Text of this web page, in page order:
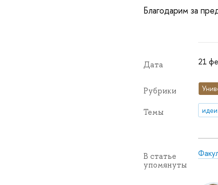
Благодарим за
Дата 21
Рубрики
Темы
В статье
упомянуты